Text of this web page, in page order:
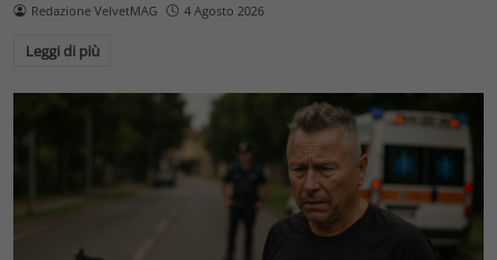
Redazione VelvetMAG 4 Agosto 2026
Leggi di più